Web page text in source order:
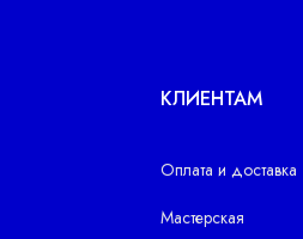
КЛИЕНТАМ
Оплата и доставка
Мастерская